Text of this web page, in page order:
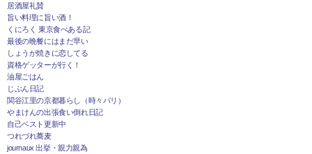
居酒屋礼賛
旨い料理に旨い酒！
くにろく 東京食べある記
最後の晩餐にはまだ早い
しょうが焼きに恋してる
資格ゲッターが行く！
油屋ごはん
じぶん日記
関谷江里の京都暮らし（時々パリ）
やまけんの出張食い倒れ日記
自己ベスト更新中
つれづれ蕎麦
journaux 出挙・親力親為